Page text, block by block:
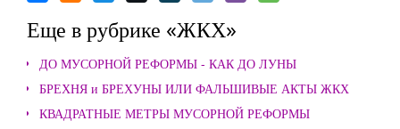
Еще в рубрике «ЖКХ»
ДО МУСОРНОЙ РЕФОРМЫ - КАК ДО ЛУНЫ
БРЕХНЯ и БРЕХУНЫ ИЛИ ФАЛЬШИВЫЕ АКТЫ ЖКХ
КВАДРАТНЫЕ МЕТРЫ МУСОРНОЙ РЕФОРМЫ